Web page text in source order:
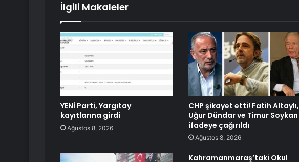
İlgili Makaleler
YENİ Parti, Yargıtay
kayıtlarına girdi
Ağustos 8, 2026
CHP şikayet etti! Fatih Altaylı,
Uğur Dündar ve Timur Soykan
ifadeye çağırıldı
Ağustos 8, 2026
Kahramanmaraş’taki Okul